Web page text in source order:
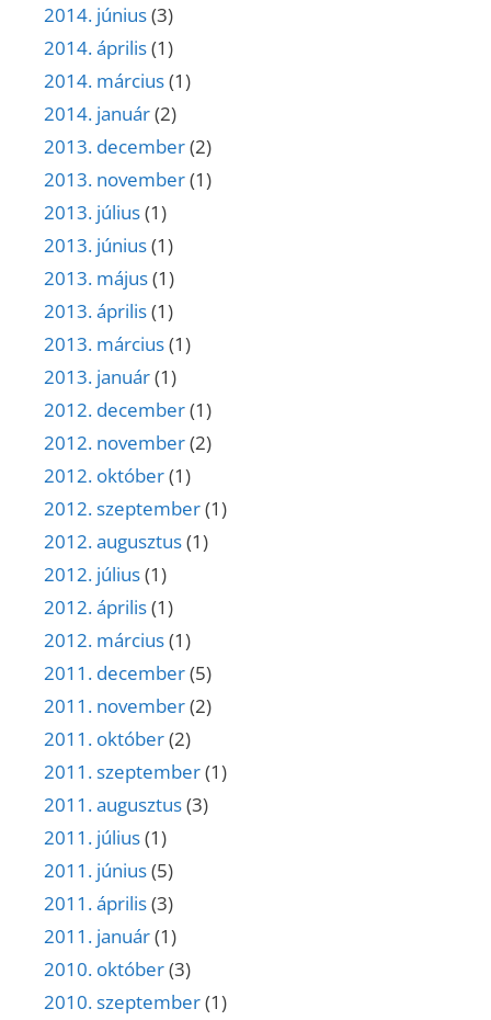
2014. június(3)
2014. április(1)
2014. március(1)
2014. január(2)
2013. december(2)
2013. november(1)
2013. július(1)
2013. június(1)
2013. május(1)
2013. április(1)
2013. március(1)
2013. január(1)
2012. december(1)
2012. november(2)
2012. október(1)
2012. szeptember(1)
2012. augusztus(1)
2012. július(1)
2012. április(1)
2012. március(1)
2011. december(5)
2011. november(2)
2011. október(2)
2011. szeptember(1)
2011. augusztus(3)
2011. július(1)
2011. június(5)
2011. április(3)
2011. január(1)
2010. október(3)
2010. szeptember(1)